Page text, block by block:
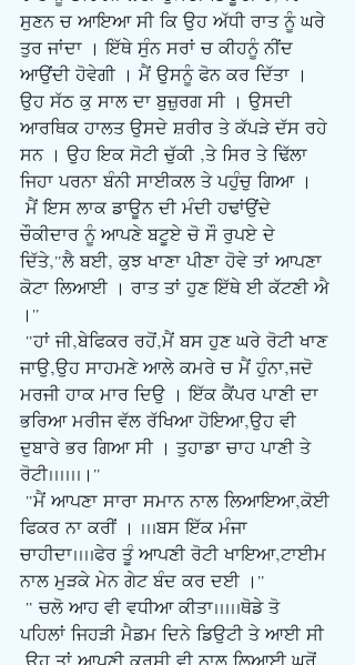
ਸੁਣਨ ਚ ਆਇਆ ਸੀ ਕਿ ਉਹ ਅੱਧੀ ਰਾਤ ਨੂੰ ਘਰੇ
ਤੁਰ ਜਾਂਦਾ । ਇੱਥੇ ਸੁੰਨ ਸਰਾਂ ਚ ਕੀਹਨੂੰ ਨੀਂਦ
ਆਉਂਦੀ ਹੋਵੇਗੀ । ਮੈਂ ਉਸਨੂੰ ਫੋਨ ਕਰ ਦਿੱਤਾ ।
ਉਹ ਸੱਠ ਕੁ ਸਾਲ ਦਾ ਬੁਜ਼ੁਰਗ ਸੀ । ਉਸਦੀ
ਆਰਥਿਕ ਹਾਲਤ ਉਸਦੇ ਸ਼ਰੀਰ ਤੇ ਕੱਪੜੇ ਦੱਸ ਰਹੇ
ਸਨ । ਉਹ ਇਕ ਸੋਟੀ ਚੁੱਕੀ ,ਤੇ ਸਿਰ ਤੇ ਢਿੱਲਾ
ਜਿਹਾ ਪਰਨਾ ਬੰਨੀ ਸਾਈਕਲ ਤੇ ਪਹੁੰਚੁ ਗਿਆ ।
ਮੈਂ ਇਸ ਲਾਕ ਡਾਊਨ ਦੀ ਮੰਦੀ ਹਢਾਂਉਂਦੇ
ਚੌਕੀਦਾਰ ਨੂੰ ਆਪਣੇ ਬਟੂਏ ਚੋ ਸੌ ਰੁਪਏ ਦੇ
ਦਿੱਤੇ,"ਲੈ ਬਈ, ਕੁਝ ਖਾਣਾ ਪੀਣਾ ਹੋਵੇ ਤਾਂ ਆਪਣਾ
ਕੋਟਾ ਲਿਆਈ । ਰਾਤ ਤਾਂ ਹੁਣ ਇੱਥੇ ਈ ਕੱਟਣੀ ਐ
।"
ਜਾਉ,ਉਹ ਸਾਹਮਣੇ ਆਲੇ ਕਮਰੇ ਚ ਮੈਂ ਹੁੰਨਾ,ਜਦੋ
ਮਰਜੀ ਹਾਕ ਮਾਰ ਦਿਉ । ਇੱਕ ਕੈਂਪਰ ਪਾਣੀ ਦਾ
ਭਰਿਆ ਮਰੀਜ ਵੱਲ ਰੱਖਿਆ ਹੋਇਆ,ਉਹ ਵੀ
ਦੁਬਾਰੇ ਭਰ ਗਿਆ ਸੀ । ਤੁਹਾਡਾ ਚਾਹ ਪਾਣੀ ਤੇ
ਰੋਟੀ......।"
ਫਿਕਰ ਨਾ ਕਰੀਂ । ...ਬਸ ਇੱਕ ਮੰਜਾ
ਚਾਹੀਦਾ....ਫੇਰ ਤੂੰ ਆਪਣੀ ਰੋਟੀ ਖਾਇਆ,ਟਾਈਮ
ਨਾਲ ਮੁੜਕੇ ਮੇਨ ਗੇਟ ਬੰਦ ਕਰ ਦਈ ।"
ਪਹਿਲਾਂ ਜਿਹੜੀ ਮੈਡਮ ਦਿਨੇ ਡਿਉਟੀ ਤੇ ਆਈ ਸੀ